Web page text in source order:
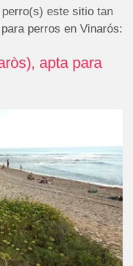
este sitio tan
perros en Vinarós:
apta para